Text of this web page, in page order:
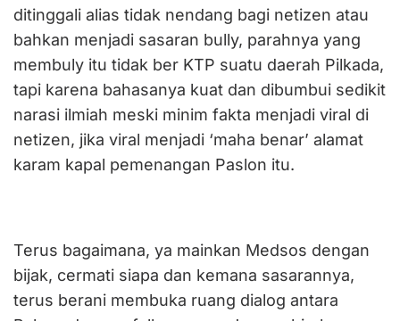
ditinggali alias tidak nendang bagi netizen atau
bahkan menjadi sasaran bully, parahnya yang
membuly itu tidak ber KTP suatu daerah Pilkada,
tapi karena bahasanya kuat dan dibumbui sedikit
narasi ilmiah meski minim fakta menjadi viral di
netizen, jika viral menjadi ‘maha benar’ alamat
karam kapal pemenangan Paslon itu.
Terus bagaimana, ya mainkan Medsos dengan
bijak, cermati siapa dan kemana sasarannya,
terus berani membuka ruang dialog antara